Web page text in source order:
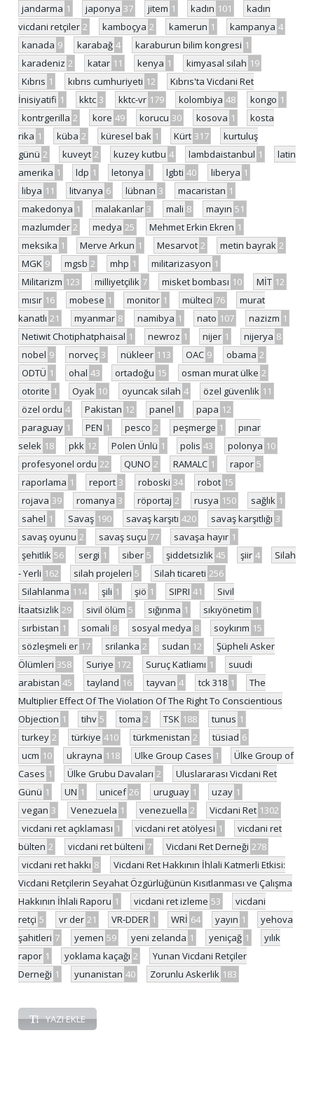
jandarma 1 japonya 37 jitem 1 kadın 101
kadın
vicdani retçiler 2 kamboçya 2 kamerun 1 kampanya 4
kanada 9 karabağ 4 karaburun bilim kongresi 1
karadeniz 2 katar 11 kenya 1 kimyasal silah 19
Kıbrıs 1 kıbrıs cumhuriyeti 12
Kıbrıs'ta Vicdani Ret
İnisiyatifi 1 kktc 3 kktc-vr 179 kolombiya 48 kongo 1
kontrgerilla 2 kore 49 korucu 30 kosova 1
kosta
rika 1 küba 2 küresel bak 1 Kürt 317
kurtuluş
günü 2 kuveyt 2 kuzey kutbu 4 lambdaistanbul 1
latin
amerika 1 ldp 1 letonya 1 lgbti 40 liberya 1
libya 11 litvanya 6 lübnan 3 macaristan 1
makedonya 1 malakanlar 3 mali 8 mayın 51
mazlumder 2 medya 25 Mehmet Erkin Ekren 1
meksika 1 Merve Arkun 1 Mesarvot 2 metin bayrak 2
MGK 9 mgsb 2 mhp 1 militarizasyon 1
Militarizm 123 milliyetçilik 7 misket bombası 10 MİT 12
mısır 16 mobese 1 monitor 1 mülteci 76
murat
kanatlı 21 myanmar 8 namibya 1 nato 107 nazizm 1
Netiwit Chotiphatphaisal 1 newroz 1 nijer 1 nijerya 8
nobel 9 norveç 3 nükleer 113 OAC 9 obama 2
ODTÜ 1 ohal 43 ortadoğu 15 osman murat ülke 2
otorite 1 Oyak 10 oyuncak silah 4 özel güvenlik 11
özel ordu 4 Pakistan 12 panel 1 papa 12
paraguay 1 PEN 1 pesco 2 peşmerge 1
pınar
selek 18 pkk 12 Polen Ünlü 1 polis 43 polonya 10
profesyonel ordu 22 QUNO 2 RAMALC 1 rapor 5
raporlama 1 report 3 roboski 34 robot 15
rojava 39 romanya 3 röportaj 2 rusya 150 sağlık 1
sahel 1 Savaş 190 savaş karşıtı 420 savaş karşıtlığı 3
savaş oyunu 2 savaş suçu 77 savaşa hayır 1
şehitlik 56 sergi 1 siber 5 şiddetsizlik 45 şiir 4
Silah
- Yerli 162 silah projeleri 5 Silah ticareti 256
Silahlanma 114 şili 1 şiö 1 SIPRI 41
Sivil
İtaatsizlik 29 sivil ölüm 5 sığınma 1 sıkıyönetim 1
sırbistan 1 somali 8 sosyal medya 8 soykırım 15
sözleşmeli er 17 srilanka 2 sudan 12
Şüpheli Asker
Ölümleri 358 Suriye 172 Suruç Katliamı 1
suudi
arabistan 45 tayland 16 tayvan 4 tck 318 1
The
Multiplier Effect Of The Violation Of The Right To Conscientious
Objection 1 tihv 5 toma 2 TSK 188 tunus 1
turkey 2 türkiye 410 türkmenistan 2 tüsiad 6
ucm 10 ukrayna 118 Ulke Group Cases 1
Ülke Group of
Cases 1 Ülke Grubu Davaları 2
Uluslararası Vicdani Ret
Günü 1 UN 1 unicef 26 uruguay 1 uzay 1
vegan 3 Venezuela 1 venezuella 2 Vicdani Ret 1302
vicdani ret açıklaması 1 vicdani ret atölyesi 1
vicdani ret
bülten 2 vicdani ret bülteni 7 Vicdani Ret Derneği 278
vicdani ret hakkı 8
Vicdani Ret Hakkının İhlali Katmerli Etkisi:
Vicdani Retçilerin Seyahat Özgürlüğünün Kısıtlanması ve Çalışma
Hakkının İhlali Raporu 1 vicdani ret izleme 53
vicdani
retçi 5 vr der 21 VR-DDER 1 WRİ 64 yayın 1
yehova
şahitleri 7 yemen 59 yeni zelanda 1 yeniçağ 1
yılık
rapor 1 yoklama kaçağı 2
Yunan Vicdani Retçiler
Derneği 1 yunanistan 40 Zorunlu Askerlik 183
YAZI EKLE